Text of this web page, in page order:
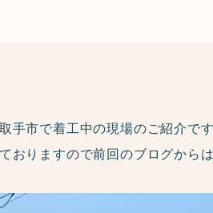
手市で着工中の現場のご紹介で
おりますので前回のブログから